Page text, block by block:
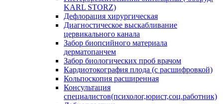
KARL STORZ)
Дефлорация хирургическая
Диагностическое выскабливание
цервикального канала
Забор биопсийного материала
дерматопанчем
Забор биологических проб врачом
Кардиотокография плода (с расшифровкой)
Кольпоскопия расширенная
Консультация
специалистов(психолог,юрист,соц.работник)